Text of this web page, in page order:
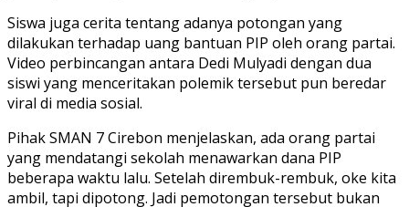
Siswa juga cerita tentang adanya potongan yang
dilakukan terhadap uang bantuan PIP oleh orang partai.
Video perbincangan antara Dedi Mulyadi dengan dua
siswi yang menceritakan polemik tersebut pun beredar
viral di media sosial.
Pihak SMAN 7 Cirebon menjelaskan, ada orang partai
yang mendatangi sekolah menawarkan dana PIP
beberapa waktu lalu. Setelah dirembuk-rembuk, oke kita
ambil, tapi dipotong. Jadi pemotongan tersebut bukan